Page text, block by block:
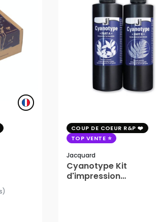
COUP DE COEUR R&P
TOP VENTE
Jacquard
Cyanotype Kit
d'impression